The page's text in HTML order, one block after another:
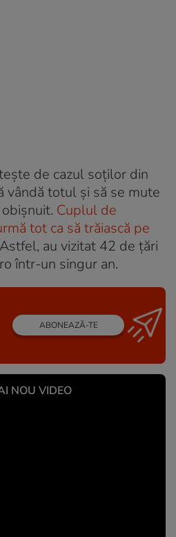
de cazul soților din
vândă totul și să se mute
Cuplul de
tot ca să trăiască pe
au vizitat 42 de țări
într-un singur an.
ABONEAZĂ-TE
NOU VIDEO